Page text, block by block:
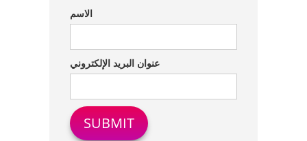
الاسم
عنوان البريد الإلكتروني